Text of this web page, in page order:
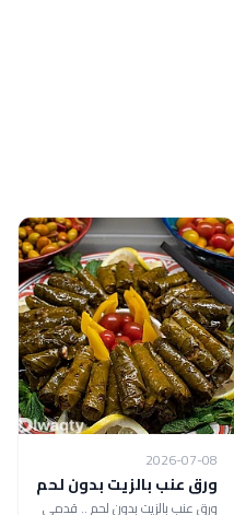
2026-07-08
ورق عنب بالزيت بدون لحم
ورق عنب بالزيت بدون لحم .. قدمي